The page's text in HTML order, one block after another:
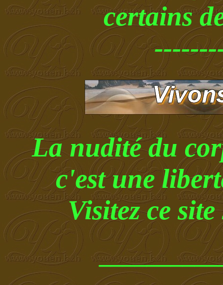
certains
La nudité du
c'est une
Visitez ce